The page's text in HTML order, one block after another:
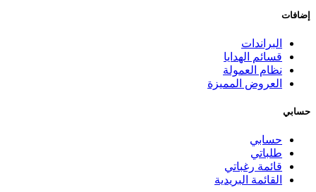
إضافات
البراندات
قسائم الهدايا
نظام العمولة
العروض المميزة
حسابي
حسابي
طلباتي
قائمة رغباتي
القائمة البريدية